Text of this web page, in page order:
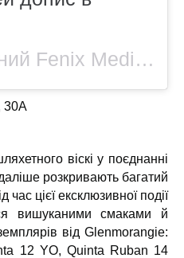
Допис, поширений Fenix Mediterranean (@fenix_mediterranean)
30А
віскі у поєднанні
розкривають багатий
час цієї ексклюзивної події
вишуканими смаками й
від Glenmorangie:
12 YO, Quinta Ruban 14